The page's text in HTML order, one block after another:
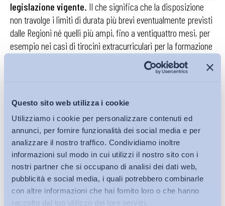
Questo sito web utilizza i cookie
Utilizziamo i cookie per personalizzare contenuti ed
annunci, per fornire funzionalità dei social media e per
analizzare il nostro traffico. Condividiamo inoltre
informazioni sul modo in cui utilizzi il nostro sito con i
nostri partner che si occupano di analisi dei dati web,
pubblicità e social media, i quali potrebbero combinarle
con altre informazioni che hai fornito loro o che hanno
raccolto dal tuo utilizzo dei loro servizi.
legislazione vigente. Il che significa che la disposizione
non travolge i limiti di durata più brevi eventualmente previsti
dalle Regioni né quelli più ampi, fino a ventiquattro mesi, per
esempio nei casi di tirocini extracurriculari per la formazione
e l’orientamento delle persone con disabilità. Tutt’al più, in
questo specifico caso, si può analogicamente intendere che
con transizioni infragruppo.
Resta, sullo sfondo, anche un possibile profilo di
compatibilità costituzionale. La Corte costituzionale ha
più volte ricondotto i tirocini extracurriculari alla competenza
legislativa residuale delle Regioni in materia di formazione
professionale, da ultimo con la sentenza n. 70 del 2023, che
ha dichiarato l’illegittimità costituzionale dell’art. 1, comma 721,
lett. a), della l. n. 234/2021. Il nuovo comma 726-bis sembra